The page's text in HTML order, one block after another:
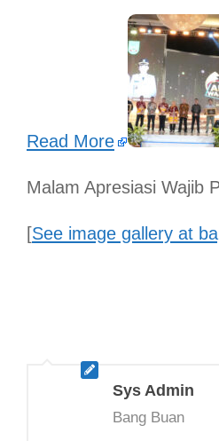
Read More
Malam Apresiasi Wajib
[See image gallery at
Sys Admin
Bang Buan